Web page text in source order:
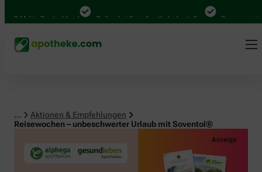
Mal in Deutschland Online bei Ihrer Apotheke bestellen Bequem
...
Aktionen & Empfehlungen
Reisewochen – unbeschwerter Urlaub mit Soventol®